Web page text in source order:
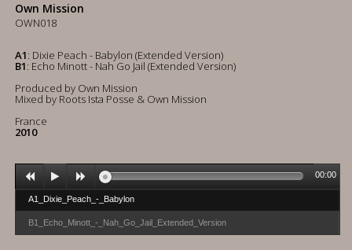
Own Mission
OWN018
A1: Dixie Peach - Babylon (Extended Version)
B1: Echo Minott - Nah Go Jail (Extended Version)
Produced by Own Mission
Mixed by Roots Ista Posse & Own Mission
France
2010
A1_Dixie_Peach_-_Babylon
B1_Echo_Minott_-_Nah_Go_Jail_Extended_Version
00:00